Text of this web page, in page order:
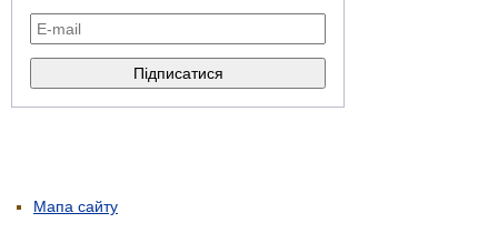
Мапа сайту